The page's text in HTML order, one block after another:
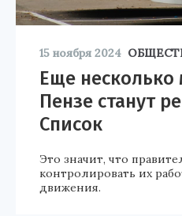
15 ноября 2024
Еще несколько
Пензе станут
Список
Это значит, что
контролировать их
движения.